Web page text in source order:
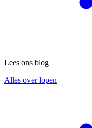
Lees ons blog
Alles over lopen